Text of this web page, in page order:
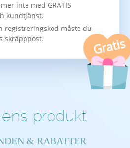
Gratis
inte med GRATIS
kundtjänst.
registreringskod måste du
skräpppost.
produkt
& RABATTER